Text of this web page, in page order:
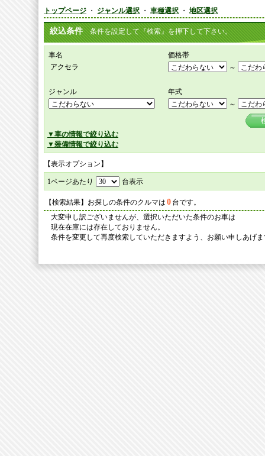
トップページ ・ ジャンル選択 ・ 車種選択 ・ 地区選択
絞込条件 条件を設定して『検索』を押下して下さい。
車名
価格帯
アクセラ
～
ジャンル
年式
～
▼車の情報で絞り込む
▼装備情報で絞り込む
【表示オプション】
1ページあたり 台表示
【検索結果】お探しの条件のクルマは 0 台です。
大変申し訳ございませんが、選択いただいた条件のお車は
現在在庫には存在しておりません。
条件を変更して再度検索していただきますよう、お願い申しあげ